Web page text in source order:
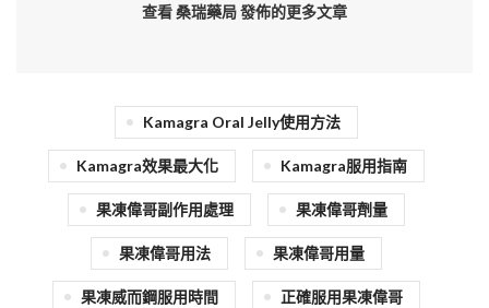
查看 桑瑞藥局發佈的更多文章
Kamagra Oral Jelly使用方法
Kamagra效果最大化 Kamagra服用指南
果凍偉哥副作用處理 果凍偉哥劑量
果凍偉哥用法 果凍偉哥用量
果凍威而鋼服用時間 正確服用果凍偉哥